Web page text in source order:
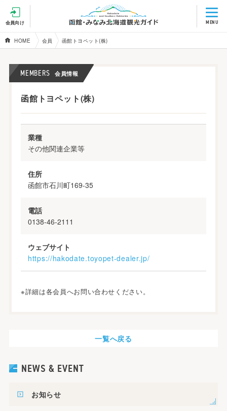
MENU
会員向け
HOME 会員 函館トヨペット(株)
MEMBERS 会員情報
函館トヨペット(株)
業種
その他関連企業等
住所
函館市石川町169-35
電話
0138-46-2111
ウェブサイト
https://hakodate.toyopet-dealer.jp/
※詳細は各会員へお問い合わせください。
一覧へ戻る
NEWS & EVENT
お知らせ